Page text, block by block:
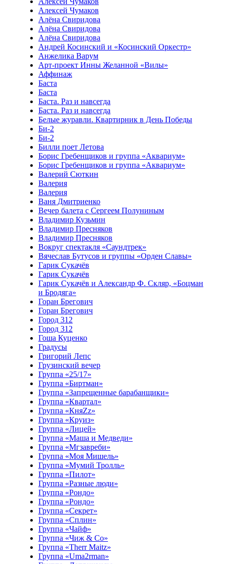
Алексей Чумаков
Алёна Свиридова
Алёна Свиридова
Алёна Свиридова
Андрей Косинский и «Косинский Оркестр»
Анжелика Варум
Арт-проект Инны Желанной «Вилы»
Аффинаж
Баста
Баста
Баста. Раз и навсегда
Баста. Раз и навсегда
Белые журавли. Квартирник в День Победы
Би-2
Би-2
Билли поет Летова
Борис Гребенщиков и группа «Аквариум»
Борис Гребенщиков и группа «Аквариум»
Валерий Сюткин
Валерия
Валерия
Ваня Дмитриенко
Вечер балета с Сергеем Полуниным
Владимир Кузьмин
Владимир Пресняков
Владимир Пресняков
Вокруг спектакля «Саундтрек»
Вячеслав Бутусов и группы «Орден Славы»
Гарик Сукачёв
Гарик Сукачёв
Гарик Сукачёв и Александр Ф. Скляр, «Боцман
и Бродяга»
Горан Брегович
Горан Брегович
Город 312
Город 312
Гоша Куценко
Градусы
Григорий Лепс
Грузинский вечер
Группа «25/17»
Группа «Биртман»
Группа «Запрещенные барабанщики»
Группа «Квартал»
Группа «КняZz»
Группа «Круиз»
Группа «Лицей»
Группа «Маша и Медведи»
Группа «Мгзавреби»
Группа «Моя Мишель»
Группа «Мумий Тролль»
Группа «Пилот»
Группа «Разные люди»
Группа «Рондо»
Группа «Рондо»
Группа «Секрет»
Группа «Сплин»
Группа «Чайф»
Группа «Чиж & Co»
Группа «Therr Maitz»
Группа «Uma2rman»